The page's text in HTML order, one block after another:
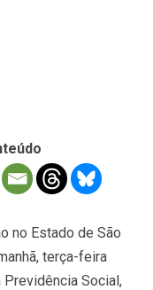
no Estado de São
terça-feira
Social,